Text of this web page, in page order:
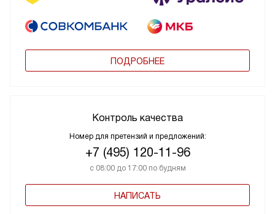
ПОДРОБНЕЕ
Контроль качества
Номер для претензий и предложений:
+7 (495) 120-11-96
с 08:00 до 17:00 по будням
НАПИСАТЬ